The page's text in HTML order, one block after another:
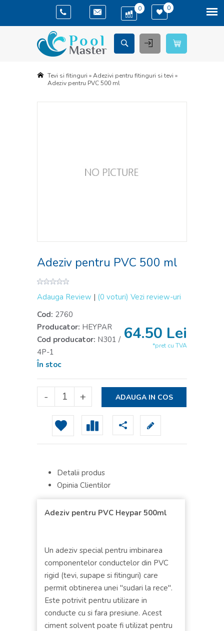
( 0) ( 0)
Tevi si fitinguri »Adezivi pentru fitinguri si tevi »
Adeziv pentru PVC 500 ml
Adeziv pentru PVC 500 ml
Adauga Review | (0 voturi) Vezi review-uri
Cod: 2760
Producator: HEYPAR
Cod producator: N301 /
4P-1
În stoc
64.50 Lei
*pret cu TVA
Detalii produs
Opinia Clientilor
Adeziv pentru PVC Heypar 500ml
Un adeziv special pentru imbinarea
componentelor conductelor din PVC
rigid (tevi, supape si fitinguri) care
permit obtinerea unei "sudari la rece".
Este potrivit pentru utilizare in
conducte cu si fara presiune. Acest
ciment solvent poate fi utilizat pentru